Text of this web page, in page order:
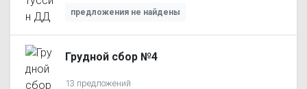
предложения не найдены
Грудной сбор №4
13 предложений